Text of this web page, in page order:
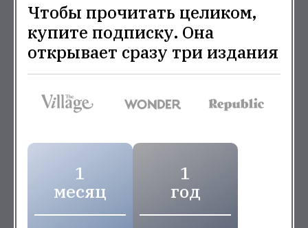
Чтобы прочитать целиком,
купите подписку. Она
открывает сразу три издания
1
месяц
1
год